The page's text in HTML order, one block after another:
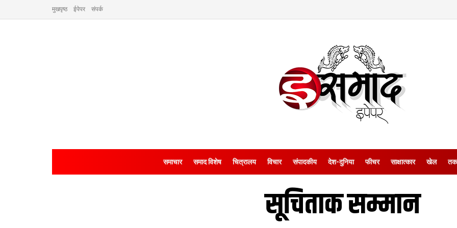
मुखपृष्ठ ईपेपर संपर्क
समाचार समाद विशेष चित्रालय विचार संपादकीय देश-दुनिया फीचर साक्षात्‍कार खेल
सूचिताक सम्मान